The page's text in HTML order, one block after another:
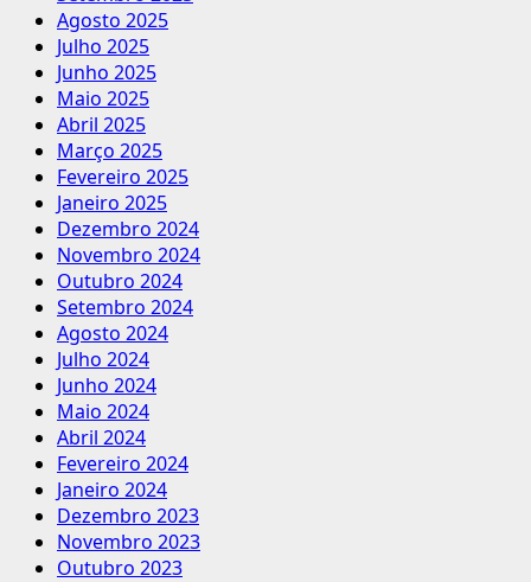
Agosto 2025
Julho 2025
Junho 2025
Maio 2025
Abril 2025
Março 2025
Fevereiro 2025
Janeiro 2025
Dezembro 2024
Novembro 2024
Outubro 2024
Setembro 2024
Agosto 2024
Julho 2024
Junho 2024
Maio 2024
Abril 2024
Fevereiro 2024
Janeiro 2024
Dezembro 2023
Novembro 2023
Outubro 2023